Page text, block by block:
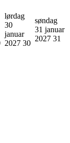
lørdag
30
januar
2027 30
søndag
31 januar
2027 31